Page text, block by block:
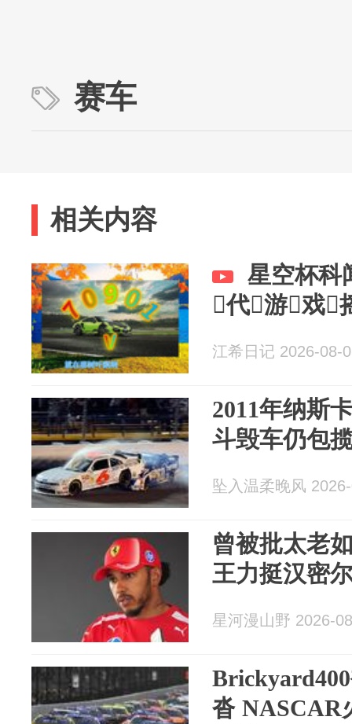
赛车
相关内容
星空杯科
代游戏
江希日记 2026-08-
2011年纳斯
斗毁车仍包
坠入温柔晚风
曾被批太老
王力挺汉密
星河漫山野 2026-
沓 NASCAR